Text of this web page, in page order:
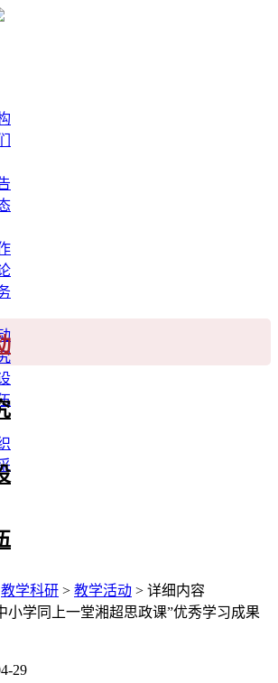
教学科研 > 教学活动 > 详细内容
小学同上一堂湘超思政课”优秀学习成果
29